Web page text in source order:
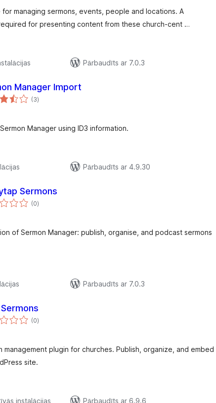
managing sermons, events, people and locations. A
for presenting content from these church-cent …
Pārbaudīts ar 7.0.3
Manager Import
(3vērtējumu
kopsumma
)
Manager using ID3 information.
Pārbaudīts ar 4.9.30
Sermons
(0vērtējumu
kopsumma
)
of Sermon Manager: publish, organise, and podcast sermons
Pārbaudīts ar 7.0.3
(0vērtējumu
kopsumma
)
management plugin for churches. Publish, organize, and embed
site.
instalācijas
Pārbaudīts ar 6.9.6